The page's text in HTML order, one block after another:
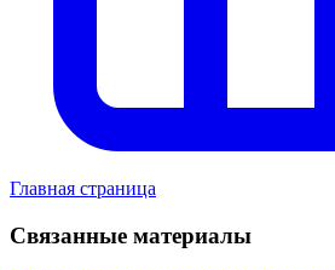
Главная страница
Связанные материалы